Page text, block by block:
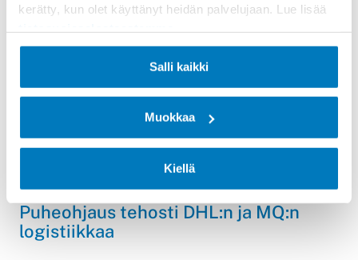
kerätty, kun olet käyttänyt heidän palvelujaan. Lue lisää
Salli kaikki
Muokkaa
Kiellä
Referenssitarina: DHL-MQ –
Puheohjaus tehosti DHL:n ja MQ:n
logistiikkaa